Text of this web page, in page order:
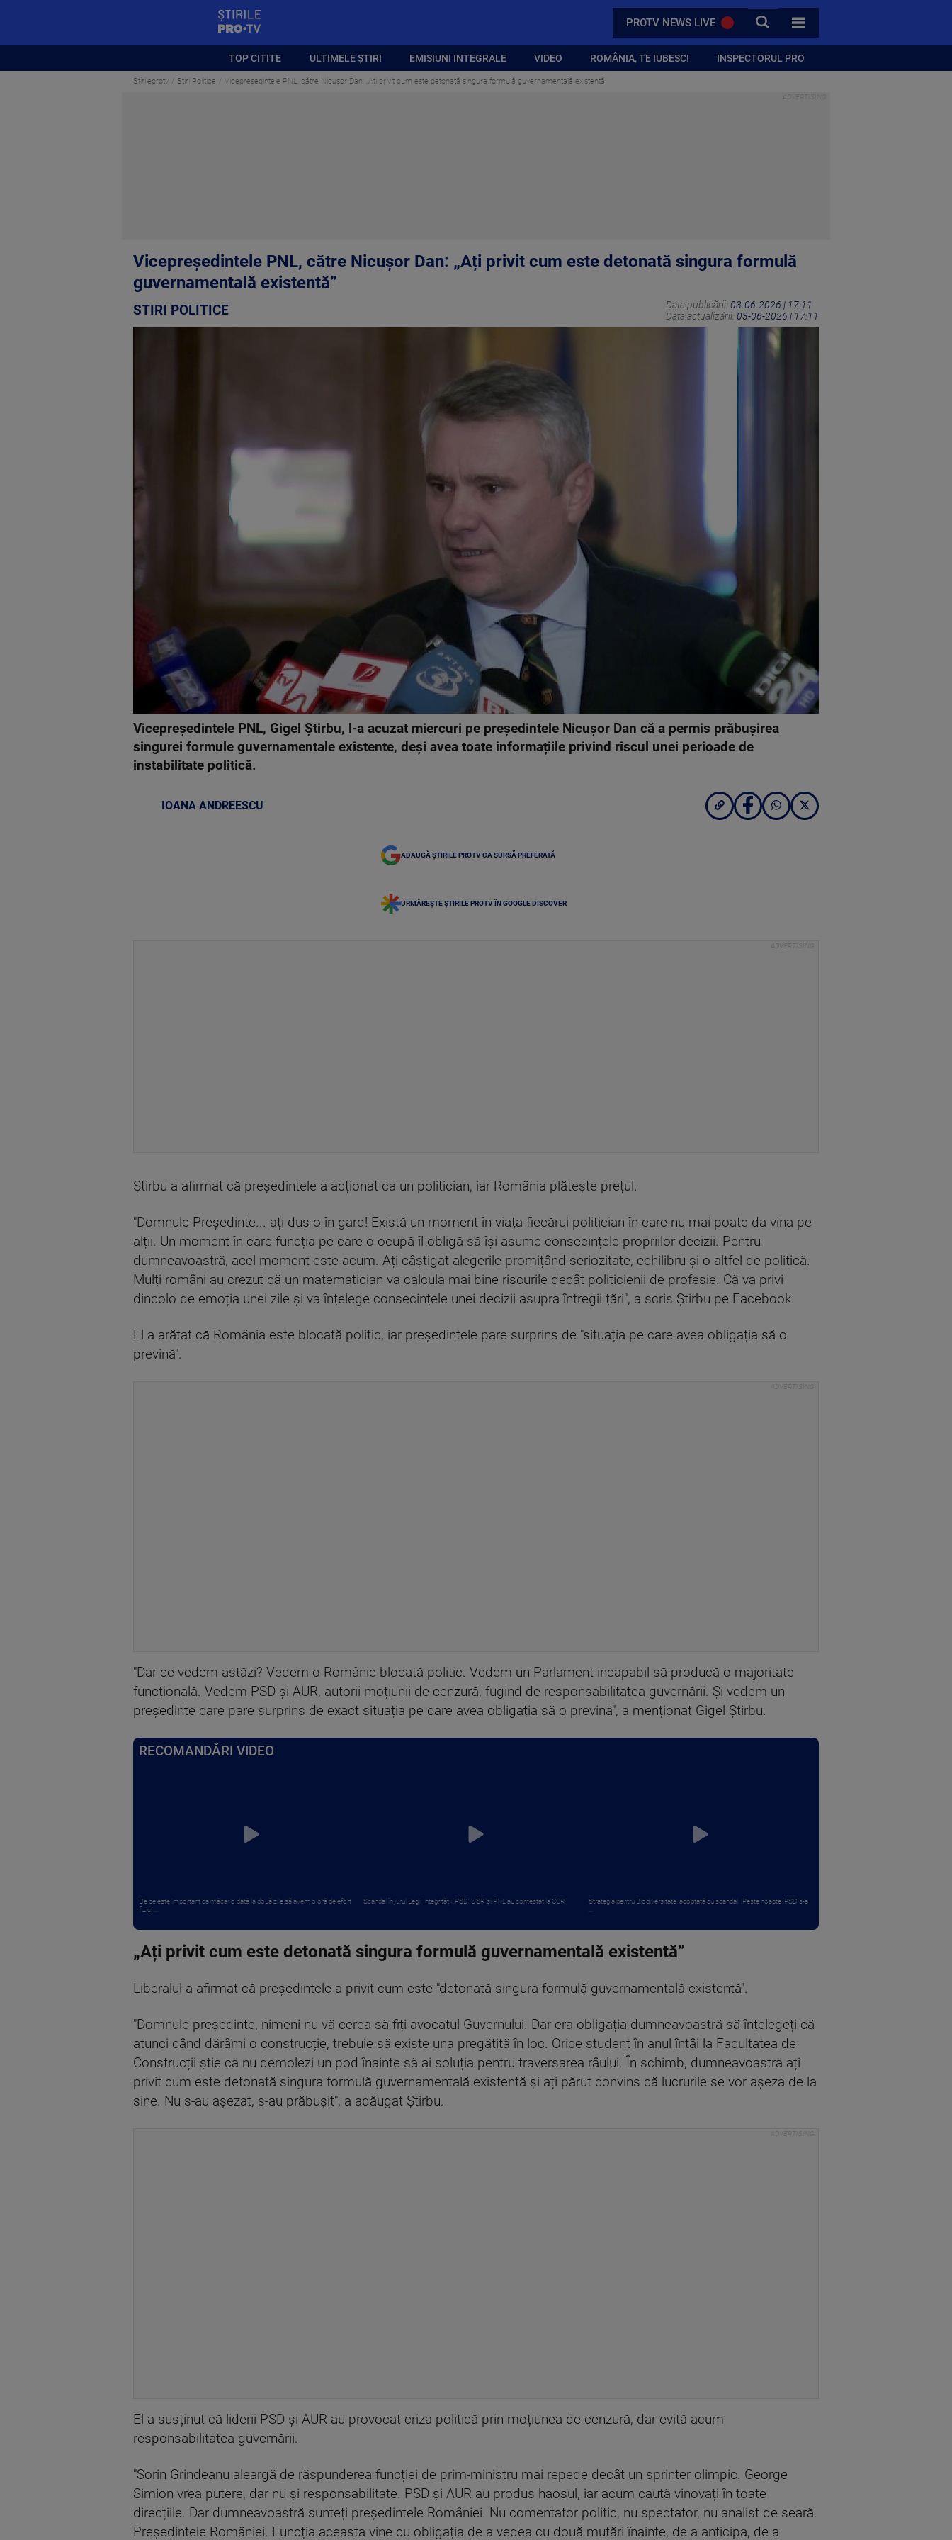
PROTV NEWS LIVE CAUTA
TOATE CATEGORIILE
TOP CITITE ULTIMELE ȘTIRI EMISIUNI INTEGRALE VIDEO ROMÂNIA, TE IUBESC! INSPECTORUL PRO
Stirileprotv Stiri Politice Vicepreședintele PNL, către Nicușor Dan: „Ați privit cum este detonată singura formulă guvernamentală existentă”
Vicepreședintele PNL, către Nicușor Dan: „Ați privit cum este detonată singura formulă
guvernamentală existentă”
STIRI POLITICE Data publicării: 03-06-2026 | 17:11
Data actualizării: 03-06-2026 | 17:11
Vicepreședintele PNL, Gigel Știrbu, l-a acuzat miercuri pe președintele Nicușor Dan că a permis prăbușirea
singurei formule guvernamentale existente, deși avea toate informațiile privind riscul unei perioade de
instabilitate politică.
IOANA ANDREESCU
ADAUGĂ ȘTIRILE PROTV CA SURSĂ PREFERATĂ
URMĂREȘTE ȘTIRILE PROTV ÎN GOOGLE DISCOVER
Știrbu a afirmat că președintele a acționat ca un politician, iar România plătește prețul.
"Domnule Președinte... ați dus-o în gard! Există un moment în viața fiecărui politician în care nu mai poate da vina pe
alții. Un moment în care funcția pe care o ocupă îl obligă să își asume consecințele propriilor decizii. Pentru
dumneavoastră, acel moment este acum. Ați câștigat alegerile promițând seriozitate, echilibru și o altfel de politică.
Mulți români au crezut că un matematician va calcula mai bine riscurile decât politicienii de profesie. Că va privi
dincolo de emoția unei zile și va înțelege consecințele unei decizii asupra întregii țări", a scris Știrbu pe Facebook.
El a arătat că România este blocată politic, iar președintele pare surprins de "situația pe care avea obligația să o
prevină".
"Dar ce vedem astăzi? Vedem o Românie blocată politic. Vedem un Parlament incapabil să producă o majoritate
funcțională. Vedem PSD și AUR, autorii moțiunii de cenzură, fugind de responsabilitatea guvernării. Și vedem un
președinte care pare surprins de exact situația pe care avea obligația să o prevină", a menționat Gigel Știrbu.
RECOMANDĂRI VIDEO
De ce este important ca măcar o dată la două zile să avem o oră de efort
fizic. ...
Scandal în jurul Legii Integrității. PSD: USR și PNL au contestat la CCR
Strategia pentru Biodiversitate, adoptată cu scandal. „Peste noapte, PSD s-a
„Ați privit cum este detonată singura formulă guvernamentală existentă”
Liberalul a afirmat că președintele a privit cum este "detonată singura formulă guvernamentală existentă".
"Domnule președinte, nimeni nu vă cerea să fiți avocatul Guvernului. Dar era obligația dumneavoastră să înțelegeți că
atunci când dărâmi o construcție, trebuie să existe una pregătită în loc. Orice student în anul întâi la Facultatea de
Construcții știe că nu demolezi un pod înainte să ai soluția pentru traversarea râului. În schimb, dumneavoastră ați
privit cum este detonată singura formulă guvernamentală existentă și ați părut convins că lucrurile se vor așeza de la
sine. Nu s-au așezat, s-au prăbușit", a adăugat Știrbu.
El a susținut că liderii PSD și AUR au provocat criza politică prin moțiunea de cenzură, dar evită acum
responsabilitatea guvernării.
"Sorin Grindeanu aleargă de răspunderea funcției de prim-ministru mai repede decât un sprinter olimpic. George
Simion vrea putere, dar nu și responsabilitate. PSD și AUR au produs haosul, iar acum caută vinovați în toate
direcțiile. Dar dumneavoastră sunteți președintele României. Nu comentator politic, nu spectator, nu analist de seară.
Președintele României. Funcția aceasta vine cu obligația de a vedea cu două mutări înainte, de a anticipa, de a